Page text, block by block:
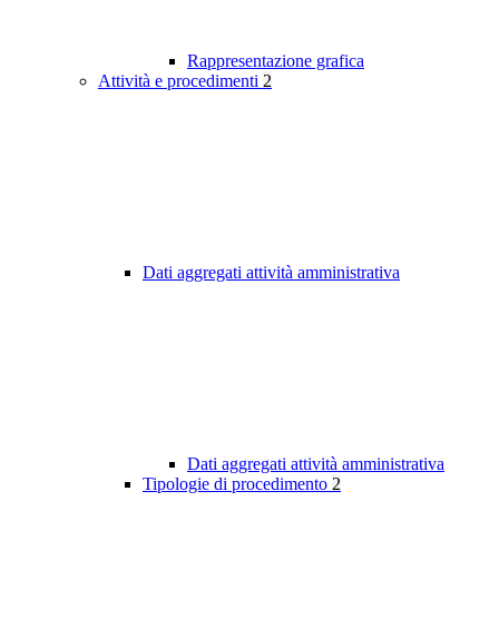
Rappresentazione grafica
Attività e procedimenti 2
Dati aggregati attività amministrativa
Dati aggregati attività amministrativa
Tipologie di procedimento 2